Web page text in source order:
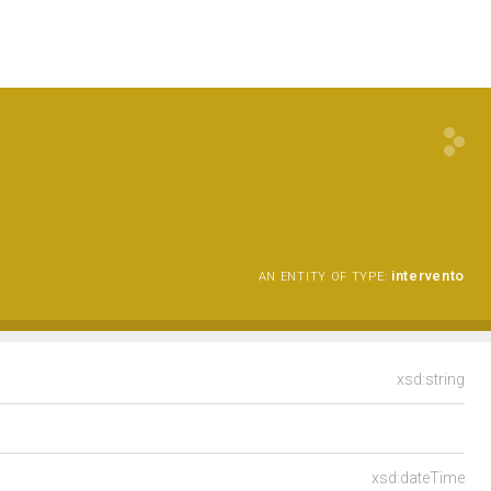
AN ENTITY OF TYPE: intervento
xsd:string
xsd:dateTime